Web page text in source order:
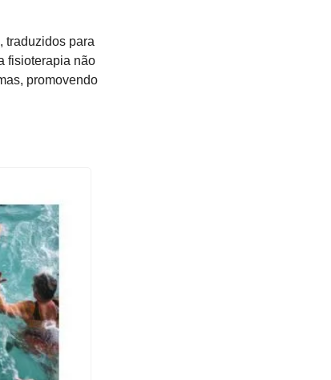
traduzidos para
fisioterapia não
promovendo